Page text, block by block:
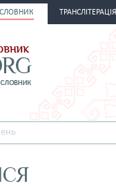
СЛОВНИК ТРАНСЛІТЕРАЦІЯ